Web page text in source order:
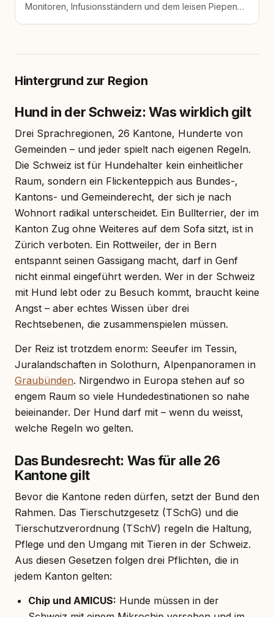
Monitoren, Infusionsständern und dem leisen Piepen
Hintergrund zur Region
Hund in der Schweiz: Was wirklich gilt
Drei Sprachregionen, 26 Kantone, Hunderte von
Gemeinden – und jeder spielt nach eigenen Regeln.
Die Schweiz ist für Hundehalter kein einheitlicher
Raum, sondern ein Flickenteppich aus Bundes-,
Kantons- und Gemeinderecht, der sich je nach
Wohnort radikal unterscheidet. Ein Bullterrier, der im
Kanton Zug ohne Weiteres auf dem Sofa sitzt, ist in
Zürich verboten. Ein Rottweiler, der in Bern
entspannt seinen Gassigang macht, darf in Genf
nicht einmal eingeführt werden. Wer in der Schweiz
mit Hund lebt oder zu Besuch kommt, braucht keine
Angst – aber echtes Wissen über drei
Rechtsebenen, die zusammenspielen müssen.
Der Reiz ist trotzdem enorm: Seeufer im Tessin,
Juralandschaften in Solothurn, Alpenpanoramen in
Graubünden. Nirgendwo in Europa stehen auf so
engem Raum so viele Hundedestinationen so nahe
beieinander. Der Hund darf mit – wenn du weisst,
welche Regeln wo gelten.
Das Bundesrecht: Was für alle 26
Kantone gilt
Bevor die Kantone reden dürfen, setzt der Bund den
Rahmen. Das Tierschutzgesetz (TSchG) und die
Tierschutzverordnung (TSchV) regeln die Haltung,
Pflege und den Umgang mit Tieren in der Schweiz.
Aus diesen Gesetzen folgen drei Pflichten, die in
jedem Kanton gelten:
Chip und AMICUS: Hunde müssen in der